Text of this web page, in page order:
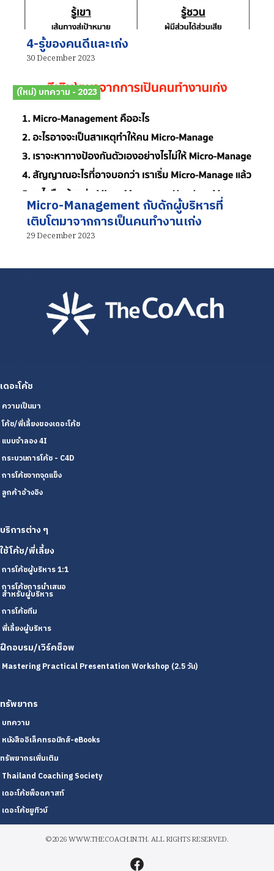
4-รู้ของคนดีและเก่ง
30 December 2023
(ใหม่) บทความ - 2023
Micro-Management กับดักผู้บริหารที่
เติบโตมาจากการเป็นคนทำงานเก่ง
29 December 2023
เดอะโค้ช
ความเป็นมา
โค้ช/พี่เลี้ยงของเดอะโค้ช
แบบจำลอง 4I
กระบวนการโค้ช - C4D
การโค้ชจากจุดแข็ง
ลูกค้าอ้างอิง
บริการต่าง ๆ
ใช้โค้ช/พี่เลี้ยง
การโค้ชผู้บริหาร 1:1
การโค้ชการนำเสนอ
สำหรับผู้บริหาร
การโค้ชทีม
พี่เลี้ยงผู้บริหาร
ฝึกอบรม/เวิร์คช็อพ
Mastering Practical Presentation Workshop (2.5 วัน)
ทรัพยากร
บทความ
หนังสืออิเล็คทรอนิกส์-eBooks
ทรัพยากรเพิ่มเติม
Thailand Coaching Society
เดอะโค้ชพ็อดคาสท์
เดอะโค้ชยูทิวบ์
©2026 WWW.THECOACH.IN.TH. ALL RIGHTS RESERVED.